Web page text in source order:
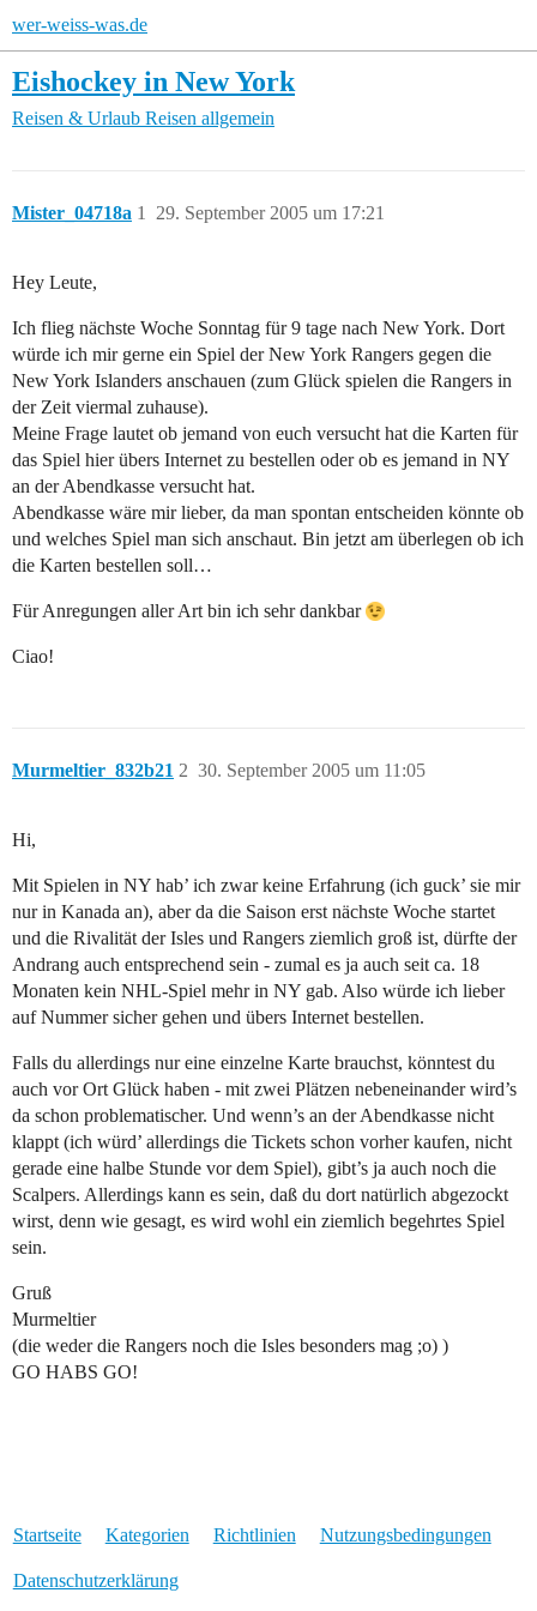
wer-weiss-was.de
Eishockey in New York
Reisen & Urlaub Reisen allgemein
Mister_04718a 29. September 2005 um 17:21
1
Hey Leute,
Ich flieg nächste Woche Sonntag für 9 tage nach New York. Dort
würde ich mir gerne ein Spiel der New York Rangers gegen die
New York Islanders anschauen (zum Glück spielen die Rangers in
der Zeit viermal zuhause).
Meine Frage lautet ob jemand von euch versucht hat die Karten für
das Spiel hier übers Internet zu bestellen oder ob es jemand in NY
an der Abendkasse versucht hat.
Abendkasse wäre mir lieber, da man spontan entscheiden könnte ob
und welches Spiel man sich anschaut. Bin jetzt am überlegen ob ich
die Karten bestellen soll…
Für Anregungen aller Art bin ich sehr dankbar
Ciao!
Murmeltier_832b21 30. September 2005 um 11:05
2
Hi,
Mit Spielen in NY hab’ ich zwar keine Erfahrung (ich guck’ sie mir
nur in Kanada an), aber da die Saison erst nächste Woche startet
und die Rivalität der Isles und Rangers ziemlich groß ist, dürfte der
Andrang auch entsprechend sein - zumal es ja auch seit ca. 18
Monaten kein NHL-Spiel mehr in NY gab. Also würde ich lieber
auf Nummer sicher gehen und übers Internet bestellen.
Falls du allerdings nur eine einzelne Karte brauchst, könntest du
auch vor Ort Glück haben - mit zwei Plätzen nebeneinander wird’s
da schon problematischer. Und wenn’s an der Abendkasse nicht
klappt (ich würd’ allerdings die Tickets schon vorher kaufen, nicht
gerade eine halbe Stunde vor dem Spiel), gibt’s ja auch noch die
Scalpers. Allerdings kann es sein, daß du dort natürlich abgezockt
wirst, denn wie gesagt, es wird wohl ein ziemlich begehrtes Spiel
sein.
Gruß
Murmeltier
(die weder die Rangers noch die Isles besonders mag ;o) )
GO HABS GO!
Startseite Kategorien Richtlinien Nutzungsbedingungen
Datenschutzerklärung